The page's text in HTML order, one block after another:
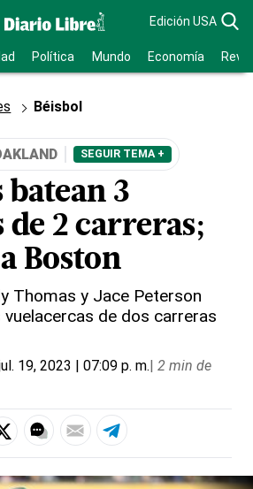
Edición USA
Política Mundo Economía
Béisbol
SEGUIR TEMA +
3
de 2 carreras;
Boston
Thomas y Jace Peterson
de dos carreras
19, 2023 | 07:09 p. m.| 2 min de